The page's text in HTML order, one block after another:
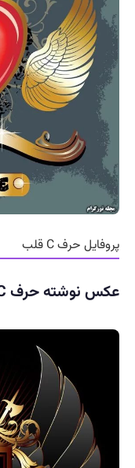
پروفایل حرف C قلب
عکس نوشته حرف C